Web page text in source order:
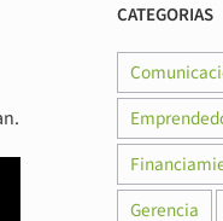
CATEGORIAS
Gerencia